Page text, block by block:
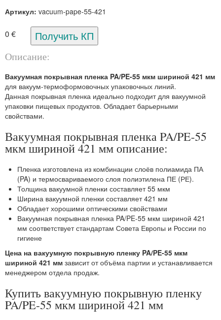
Артикул: vacuum-pape-55-421
0 €
Описание:
Вакуумная покрывная пленка PA/PE-55 мкм шириной 421 мм
для вакуум-термоформовочных упаковочных линий.
Данная покрывная пленка идеально подходит для вакуумной
упаковки пищевых продуктов. Обладает барьерными
свойствами.
Вакуумная покрывная пленка PA/PE-55
мкм шириной 421 мм описание:
Пленка изготовлена из комбинации слоёв полиамида ПА
(PA) и термосвариваемого слоя полиэтилена ПЕ (РЕ).
Толщина вакуумной пленки составляет 55 мкм
Ширина вакуумной пленки составляет 421 мм
Обладает хорошими оптическими свойствами
Вакуумная покрывная пленка PA/PE-55 мкм шириной 421
мм соответствует стандартам Совета Европы и России по
гигиене
Цена на вакуумную покрывную пленку PA/PE-55 мкм
шириной 421 мм зависит от объёма партии и устанавливается
менеджером отдела продаж.
Купить вакуумную покрывную пленку
PA/PE-55 мкм шириной 421 мм